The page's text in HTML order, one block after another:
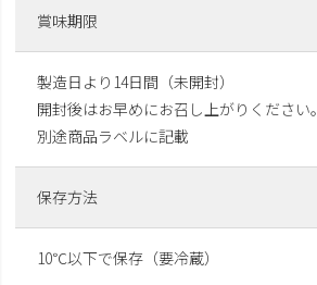
賞味期限
製造日より14日間（未開封）
開封後はお早めにお召し上がりください。
別途商品ラベルに記載
保存方法
10℃以下で保存（要冷蔵）